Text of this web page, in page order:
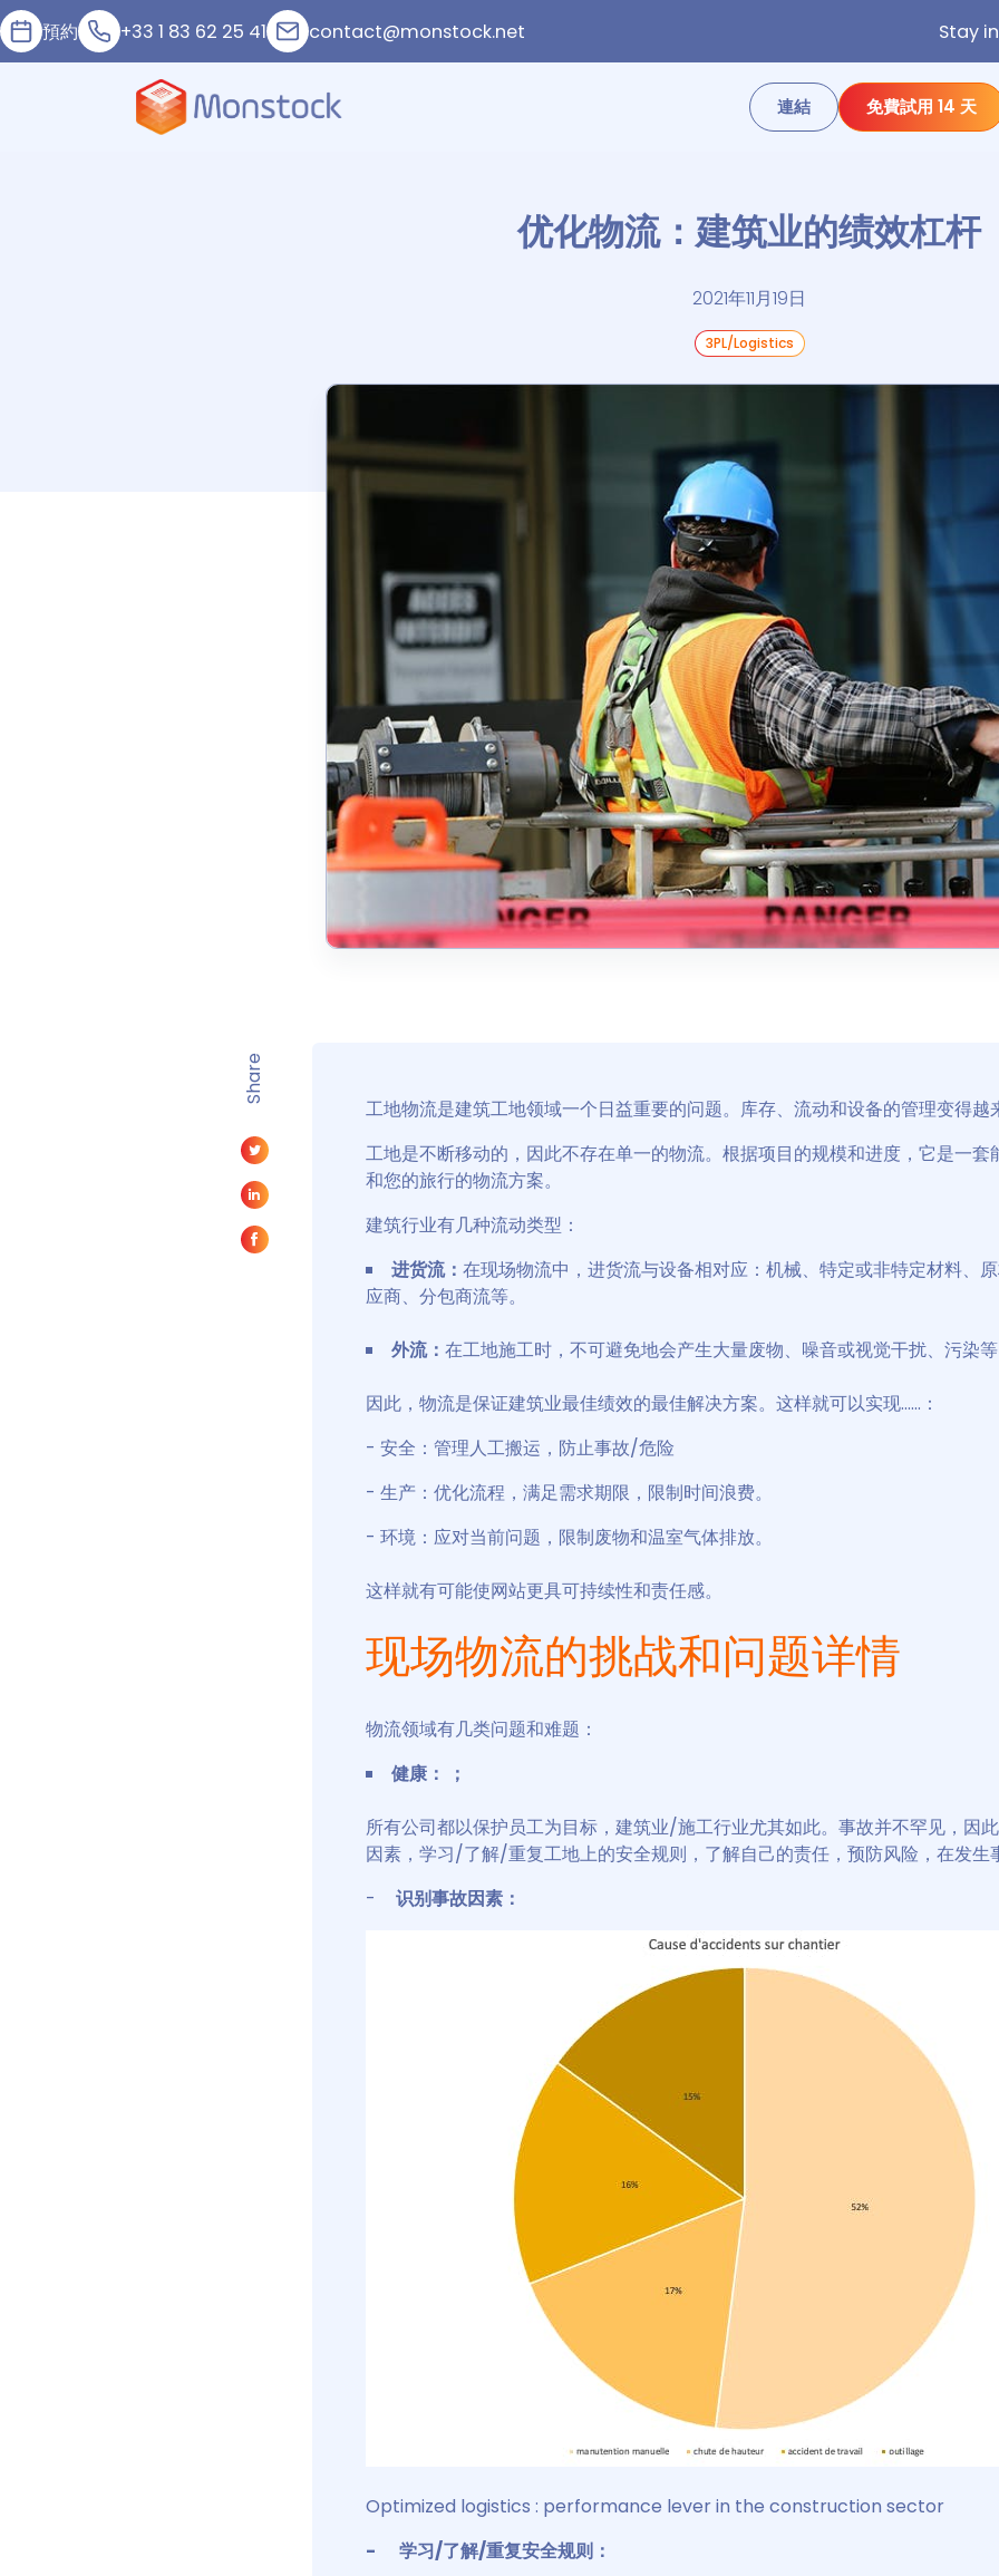
預約 +33 1 83 62 25 41 contact@monstock.net Stay
連結 免費試用 14 天
优化物流：建筑业的绩效杠杆
2021年11月19日
3PL/Logistics
Share
工地物流是建筑工地领域一个日益重要的问题。库存、流动和设备的管理变得越
工地是不断移动的，因此不存在单一的物流。根据项目的规模和进度，它是一套
和您的旅行的物流方案。
建筑行业有几种流动类型：
进货流： 在现场物流中，进货流与设备相对应：机械、特定或非特定材料、
应商、分包商流等。
外流： 在工地施工时，不可避免地会产生大量废物、噪音或视觉干扰、污染
因此，物流是保证建筑业最佳绩效的最佳解决方案。这样就可以实现......：
- 安全：管理人工搬运，防止事故/危险
- 生产：优化流程，满足需求期限，限制时间浪费。
- 环境：应对当前问题，限制废物和温室气体排放。
这样就有可能使网站更具可持续性和责任感。
现场物流的挑战和问题详情
物流领域有几类问题和难题：
健康： ；
所有公司都以保护员工为目标，建筑业/施工行业尤其如此。事故并不罕见，因
因素，学习/了解/重复工地上的安全规则，了解自己的责任，预防风险，在发生
- 识别事故因素：
Optimized logistics : performance lever in the construction sector
- 学习/了解/重复安全规则：